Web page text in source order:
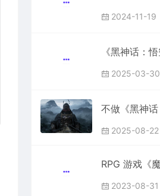
2024-11-19
2025-03-30
2025-08-22
2023-08-31